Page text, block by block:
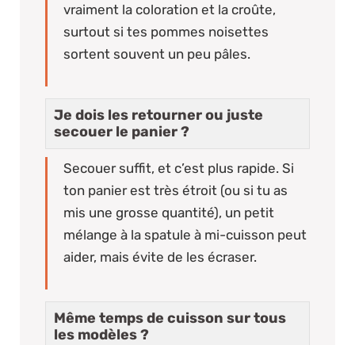
vraiment la coloration et la croûte,
surtout si tes pommes noisettes
sortent souvent un peu pâles.
Je dois les retourner ou juste
secouer le panier ?
Secouer suffit, et c’est plus rapide. Si
ton panier est très étroit (ou si tu as
mis une grosse quantité), un petit
mélange à la spatule à mi-cuisson peut
aider, mais évite de les écraser.
Même temps de cuisson sur tous
les modèles ?